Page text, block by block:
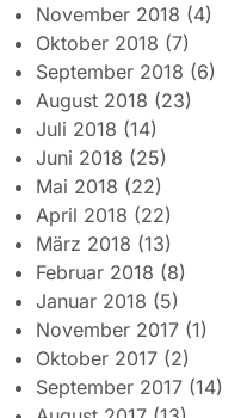
November 2018 (4)
Oktober 2018 (7)
September 2018 (6)
August 2018 (23)
Juli 2018 (14)
Juni 2018 (25)
Mai 2018 (22)
April 2018 (22)
März 2018 (13)
Februar 2018 (8)
Januar 2018 (5)
November 2017 (1)
Oktober 2017 (2)
September 2017 (14)